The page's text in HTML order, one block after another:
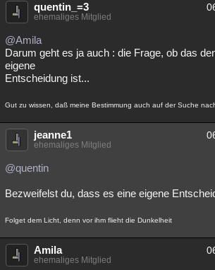
quentin_=3
ehemaliges Mitglied
@Amila
Darum geht es ja auch : die Frage, ob das
eigene
Entscheidung ist...
Gut zu wissen, daß meine Bestimmung auch auf der Suche nach
jeanne1
ehemaliges Mitglied
@quentin
Bezweifelst du, dass es eine eigene
Folget dem Licht, denn vor ihm flieht die Dunkelheit
Amila
ehemaliges Mitglied